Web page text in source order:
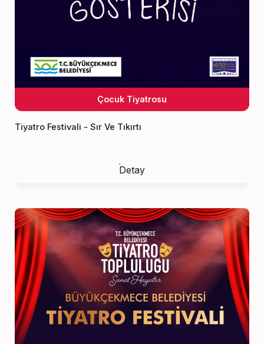
Çocuk Tiyatrosu
Tiyatro Festivali - Sır Ve Tıkırtı
Detay